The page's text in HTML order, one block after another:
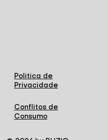
Politica de
Privacidade
Conflitos de
Consumo